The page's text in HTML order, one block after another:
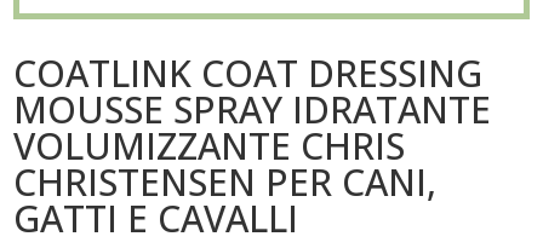
COATLINK COAT DRESSING
MOUSSE SPRAY IDRATANTE
VOLUMIZZANTE CHRIS
CHRISTENSEN PER CANI,
GATTI E CAVALLI